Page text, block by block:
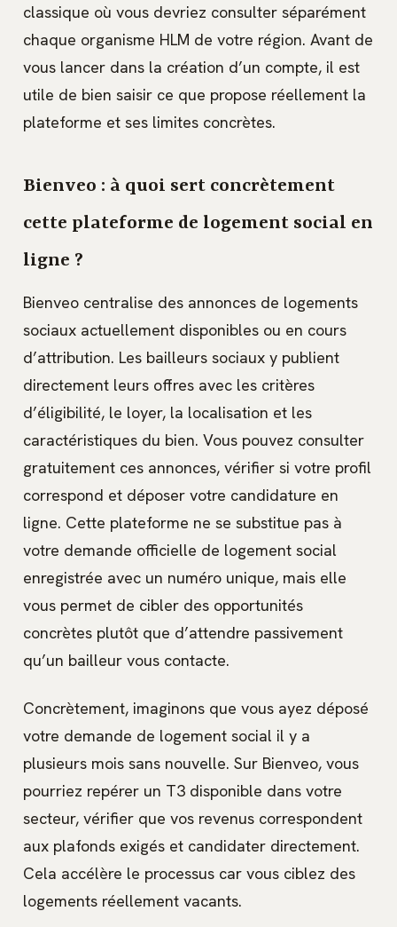
classique où vous devriez consulter séparément
chaque organisme HLM de votre région. Avant de
vous lancer dans la création d’un compte, il est
utile de bien saisir ce que propose réellement la
plateforme et ses limites concrètes.
Bienveo : à quoi sert concrètement
cette plateforme de logement social en
ligne ?
Bienveo centralise des annonces de logements
sociaux actuellement disponibles ou en cours
d’attribution. Les bailleurs sociaux y publient
directement leurs offres avec les critères
d’éligibilité, le loyer, la localisation et les
caractéristiques du bien. Vous pouvez consulter
gratuitement ces annonces, vérifier si votre profil
correspond et déposer votre candidature en
ligne. Cette plateforme ne se substitue pas à
votre demande officielle de logement social
enregistrée avec un numéro unique, mais elle
vous permet de cibler des opportunités
concrètes plutôt que d’attendre passivement
qu’un bailleur vous contacte.
Concrètement, imaginons que vous ayez déposé
votre demande de logement social il y a
plusieurs mois sans nouvelle. Sur Bienveo, vous
pourriez repérer un T3 disponible dans votre
secteur, vérifier que vos revenus correspondent
aux plafonds exigés et candidater directement.
Cela accélère le processus car vous ciblez des
logements réellement vacants.